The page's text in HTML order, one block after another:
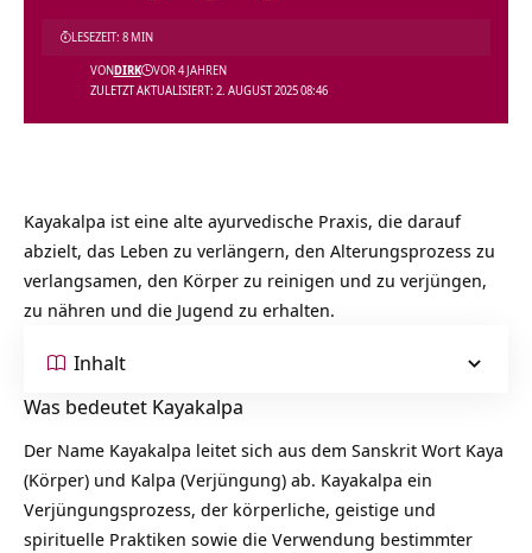
ZULETZT AKTUALISIERT: 2. AUGUST 2025 08:46
VONDIRK VOR 4 JAHREN
LESEZEIT: 8 MIN
Kayakalpa ist eine alte ayurvedische Praxis, die darauf
abzielt, das Leben zu verlängern, den Alterungsprozess zu
verlangsamen, den Körper zu reinigen und zu verjüngen,
zu nähren und die Jugend zu erhalten.
Inhalt
Was bedeutet Kayakalpa
Der Name Kayakalpa leitet sich aus dem Sanskrit Wort Kaya
(Körper) und Kalpa (Verjüngung) ab. Kayakalpa ein
Verjüngungsprozess, der körperliche, geistige und
spirituelle Praktiken sowie die Verwendung bestimmter